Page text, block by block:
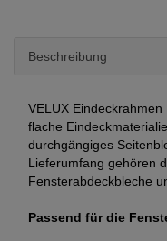
Beschreibung
VELUX
flache
durchgängiges
Lieferumfang gehören
Fensterabdeckbleche
Passend für die